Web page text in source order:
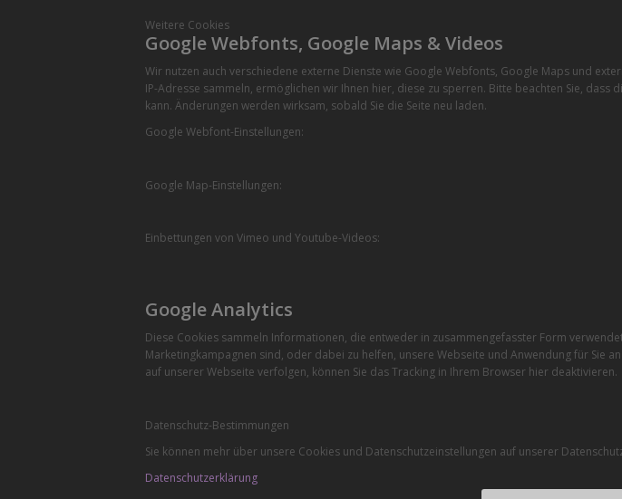
Weitere Cookies
Google Webfonts, Google Maps & Videos
Wir nutzen auch verschiedene externe Dienste wie Google Webfonts, Google Maps und
IP-Adresse sammeln, ermöglichen wir Ihnen hier, diese zu sperren. Bitte beachten Sie,
kann. Änderungen werden wirksam, sobald Sie die Seite neu laden.
Google Webfont-Einstellungen:
Google Map-Einstellungen:
Einbettungen von Vimeo und Youtube-Videos:
Google Analytics
Diese Cookies sammeln Informationen, die entweder in zusammengefasster Form
Marketingkampagnen sind, oder dabei zu helfen, unsere Webseite und Anwendung für Sie
auf unserer Webseite verfolgen, können Sie das Tracking in Ihrem Browser hier deaktivieren.
Datenschutz-Bestimmungen
Sie können mehr über unsere Cookies und Datenschutzeinstellungen auf unserer
Datenschutzerklärung